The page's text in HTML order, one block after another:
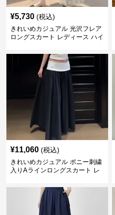
¥5,730 (税込)
きれいめカジュアル 光沢フレア
ロングスカート レディース ハイ
ザイン 着回し◎ 上品フェミニン
¥11,060 (税込)
きれいめカジュアル ポニー刺繍
入りAラインロングスカート レ
夏 着回し自在 美シルエット